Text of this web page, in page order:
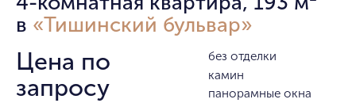
в «Тишинский бульвар»
Цена по
запросу
без отделки
камин
панорамные окна